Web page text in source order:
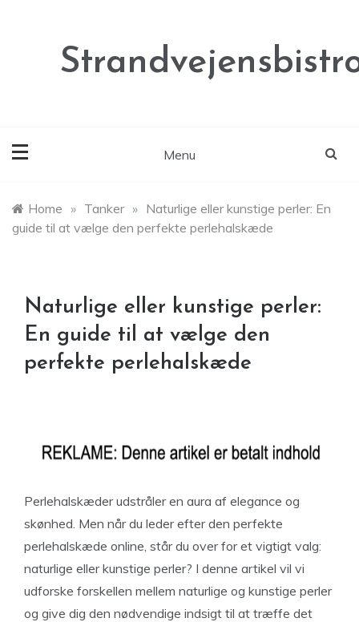
Menu
Home » Tanker » Naturlige eller kunstige perler: En
guide til at vælge den perfekte perlehalskæde
Naturlige eller kunstige perler:
En guide til at vælge den
perfekte perlehalskæde
Perlehalskæder udstråler en aura af elegance og
skønhed. Men når du leder efter den perfekte
perlehalskæde online, står du over for et vigtigt valg:
naturlige eller kunstige perler? I denne artikel vil vi
udforske forskellen mellem naturlige og kunstige perler
og give dig den nødvendige indsigt til at træffe det